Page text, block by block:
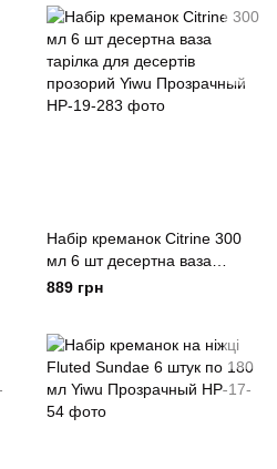
Набір креманок Citrine 300
мл 6 шт десертна ваза
тарілка для десертів
889 грн